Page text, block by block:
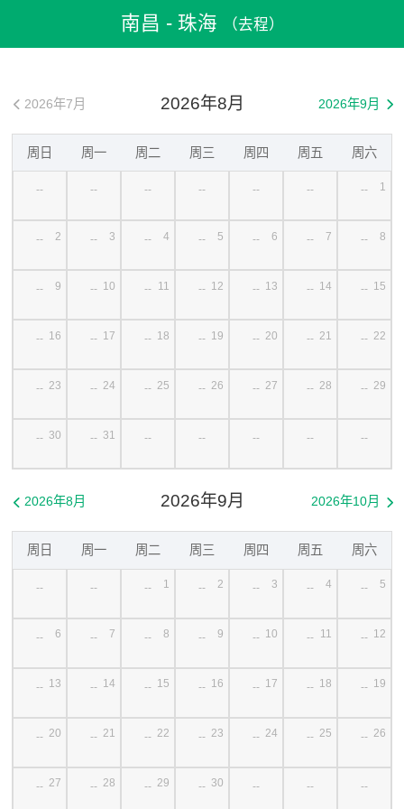
>
南昌 - 珠海 （去程）
2026年8月
 2026年7月 2026年9月 
周日 周一 周二 周三 周四 周五 周六
-- -- -- -- -- -- -- 1
-- 2 -- 3 -- 4 -- 5 -- 6 -- 7 -- 8
-- 9 -- 10 -- 11 -- 12 -- 13 -- 14 -- 15
-- 16 -- 17 -- 18 -- 19 -- 20 -- 21 -- 22
-- 23 -- 24 -- 25 -- 26 -- 27 -- 28 -- 29
-- 30 -- 31 -- -- -- -- --
2026年9月
 2026年8月 2026年10月 
周日 周一 周二 周三 周四 周五 周六
-- -- -- 1 -- 2 -- 3 -- 4 -- 5
-- 6 -- 7 -- 8 -- 9 -- 10 -- 11 -- 12
-- 13 -- 14 -- 15 -- 16 -- 17 -- 18 -- 19
-- 20 -- 21 -- 22 -- 23 -- 24 -- 25 -- 26
-- 27 -- 28 -- 29 -- 30 -- -- --